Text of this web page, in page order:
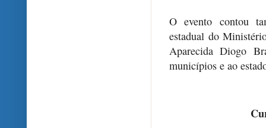
O evento contou
estadual do
Aparecida Diogo
municípios e ao